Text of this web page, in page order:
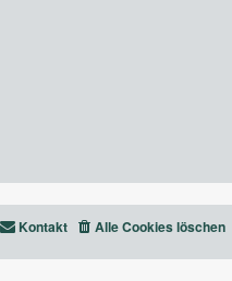
Alle Cookies löschen
Kontakt